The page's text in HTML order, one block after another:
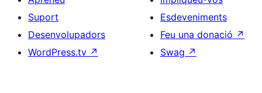
Suport
Desenvolupadors
WordPress.tv ↗
Esdeveniments
Feu una donació ↗
Swag ↗